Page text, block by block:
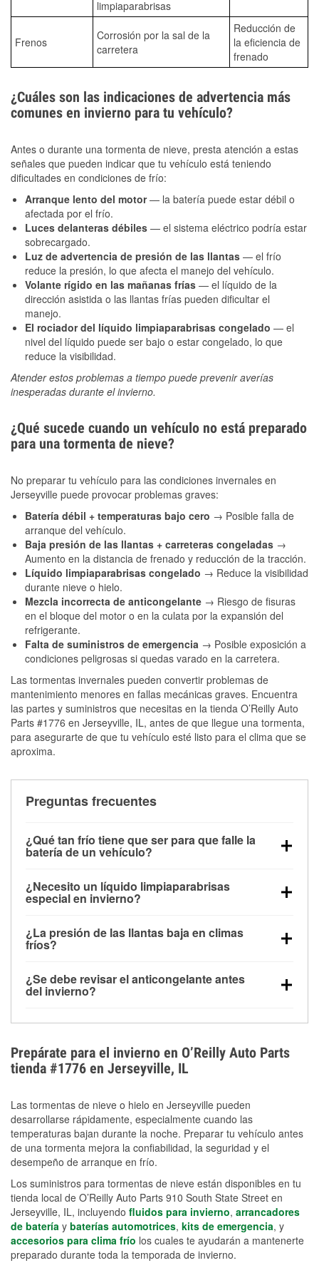
limpiaparabrisas
Frenos
Corrosión por la sal de la
carretera
Reducción de
la eficiencia de
frenado
¿Cuáles son las indicaciones de advertencia más
comunes en invierno para tu vehículo?
Antes o durante una tormenta de nieve, presta atención a estas
señales que pueden indicar que tu vehículo está teniendo
dificultades en condiciones de frío:
Arranque lento del motor— la batería puede estar débil o
afectada por el frío.
Luces delanteras débiles — el sistema eléctrico podría estar
sobrecargado.
Luz de advertencia de presión de las llantas — el frío
reduce la presión, lo que afecta el manejo del vehículo.
Volante rígido en las mañanas frías — el líquido de la
dirección asistida o las llantas frías pueden dificultar el
manejo.
El rociador del líquido limpiaparabrisas congelado — el
nivel del líquido puede ser bajo o estar congelado, lo que
reduce la visibilidad.
Atender estos problemas a tiempo puede prevenir averías
inesperadas durante el invierno.
¿Qué sucede cuando un vehículo no está preparado
para una tormenta de nieve?
No preparar tu vehículo para las condiciones invernales en
Jerseyville puede provocar problemas graves:
Batería débil + temperaturas bajo cero → Posible falla de
arranque del vehículo.
Baja presión de las llantas + carreteras congeladas →
Aumento en la distancia de frenado y reducción de la tracción.
Líquido limpiaparabrisas congelado → Reduce la visibilidad
durante nieve o hielo.
Mezcla incorrecta de anticongelante → Riesgo de fisuras
en el bloque del motor o en la culata por la expansión del
refrigerante.
Falta de suministros de emergencia → Posible exposición a
condiciones peligrosas si quedas varado en la carretera.
Las tormentas invernales pueden convertir problemas de
mantenimiento menores en fallas mecánicas graves. Encuentra
las partes y suministros que necesitas en la tienda O’Reilly Auto
Parts #1776 en Jerseyville, IL, antes de que llegue una tormenta,
para asegurarte de que tu vehículo esté listo para el clima que se
aproxima.
Preguntas frecuentes
¿Qué tan frío tiene que ser para que falle la
batería de un vehículo?
debajo de los 32 °F y puede perder hasta la mitad de
su potencia de arranque cerca de los 0 °F, lo que
arranque.
¿Necesito un líquido limpiaparabrisas
especial en invierno?
la congelación y ayuda a disolver la sal y la nieve
derretida en la carretera para mejorar la visibilidad.
¿La presión de las llantas baja en climas
fríos?
alrededor de 1 PSI por cada 10 °F que baja la
temperatura. Puedes obtener más información sobre
¿Se debe revisar el anticongelante antes
del invierno?
el sobrecalentamiento en condiciones de frío
extremo. Aprende cómo comprobar la protección
anticongelante en nuestra sección How-To.
Prepárate para el invierno en O’Reilly Auto Parts
tienda #1776 en Jerseyville, IL
Las tormentas de nieve o hielo en Jerseyville pueden
desarrollarse rápidamente, especialmente cuando las
temperaturas bajan durante la noche. Preparar tu vehículo antes
de una tormenta mejora la confiabilidad, la seguridad y el
desempeño de arranque en frío.
Los suministros para tormentas de nieve están disponibles en tu
tienda local de O’Reilly Auto Parts 910 South State Street en
Jerseyville, IL, incluyendo fluidos para invierno, arrancadores
de batería y baterías automotrices, kits de emergencia, y
accesorios para clima frío los cuales te ayudarán a mantenerte
preparado durante toda la temporada de invierno.